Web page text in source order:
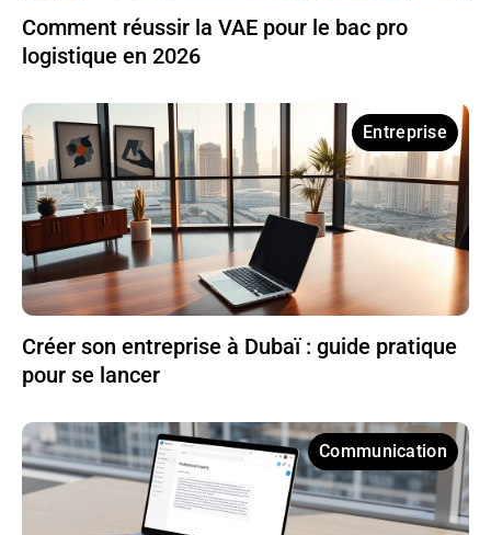
Comment réussir la VAE pour le bac pro
logistique en 2026
Entreprise
Créer son entreprise à Dubaï : guide pratique
pour se lancer
Communication